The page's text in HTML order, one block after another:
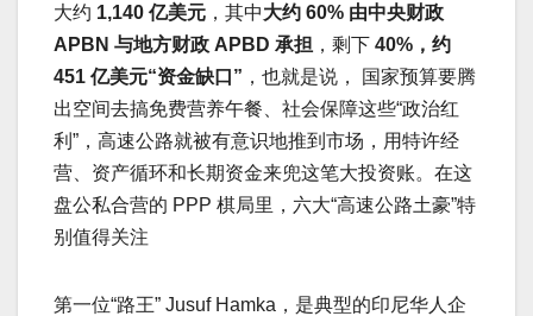
大约 1,140 亿美元 ，其中大约 60% 由中央财政
APBN 与地方财政 APBD 承担 ，剩下 40%，约
451 亿美元“资金缺口” ，也就是说， 国家预算要腾
出空间去搞免费营养午餐、社会保障这些“政治红
利”，高速公路就被有意识地推到市场，用特许经
营、资产循环和长期资金来兜这笔大投资账。在这
盘公私合营的 PPP 棋局里，六大“高速公路土豪”特
别值得关注
第一位“路王” Jusuf Hamka，是典型的印尼华人企